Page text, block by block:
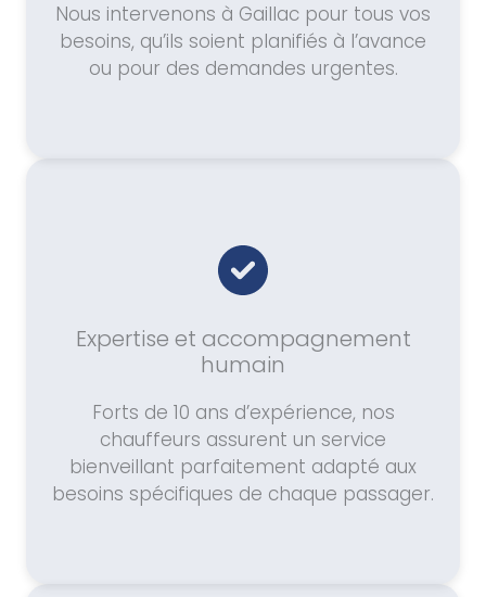
Nous intervenons à Gaillac pour tous vos
besoins, qu’ils soient planifiés à l’avance
ou pour des demandes urgentes.
Expertise et accompagnement
humain
Forts de 10 ans d’expérience, nos
chauffeurs assurent un service
bienveillant parfaitement adapté aux
besoins spécifiques de chaque passager.